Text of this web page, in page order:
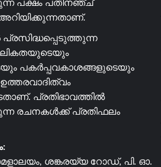
പക്ഷം പതിനഞ്ച്
പ്രസിദ്ധപ്പെടുത്തുന്ന
പകർപ്പവകാശങ്ങളുടെയും
ഉത്തരവാദിത്വം
പ്രതിഭാവത്തിൽ
രചനകൾക്ക് പ്രതിഫലം
ശങ്കരയ്യ റോഡ്, പി. ഓ.